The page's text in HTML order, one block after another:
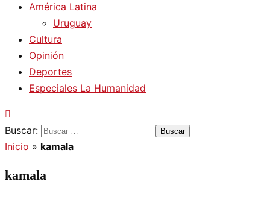
América Latina
Uruguay
Cultura
Opinión
Deportes
Especiales La Humanidad
Buscar:
Inicio » kamala
kamala